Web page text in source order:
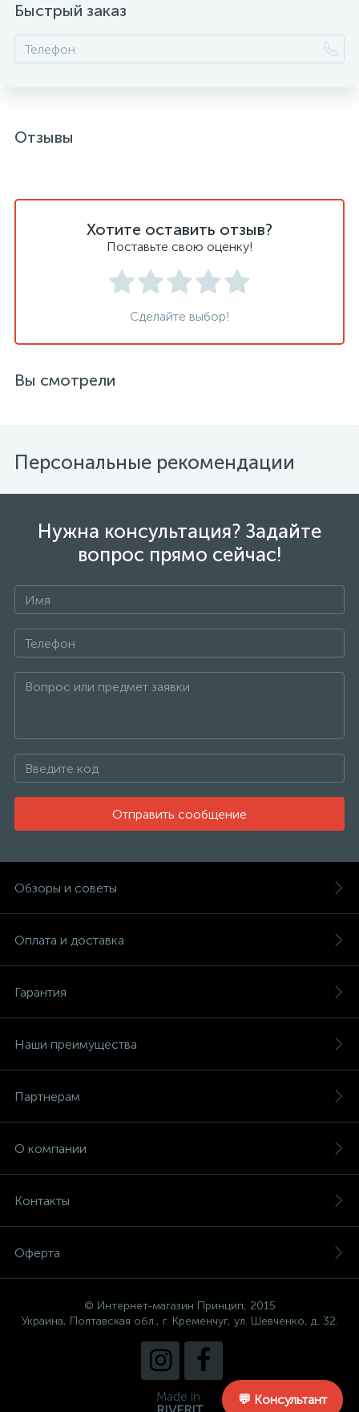
Быстрый заказ
Отзывы
Хотите оставить отзыв?
Поставьте свою оценку!
Сделайте выбор!
Вы смотрели
Персональные рекомендации
Нужна консультация? Задайте
вопрос прямо сейчас!
Отправить сообщение
Обзоры и советы
Оплата и доставка
Гарантия
Наши преимущества
Партнерам
О компании
Контакты
Оферта
© Интернет-магазин Принцип, 2015
Украина, Полтавская обл., г. Кременчуг, ул. Шевченко, д. 32.
Made in
💬 Консультант